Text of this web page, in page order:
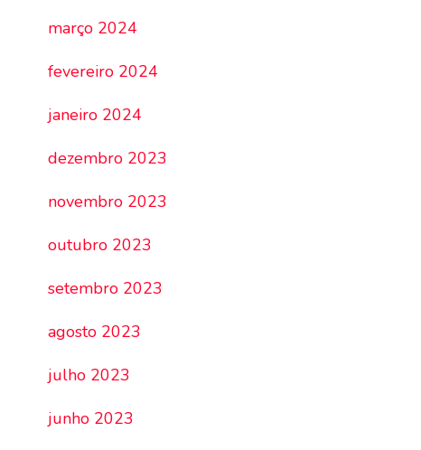
março 2024
fevereiro 2024
janeiro 2024
dezembro 2023
novembro 2023
outubro 2023
setembro 2023
agosto 2023
julho 2023
junho 2023